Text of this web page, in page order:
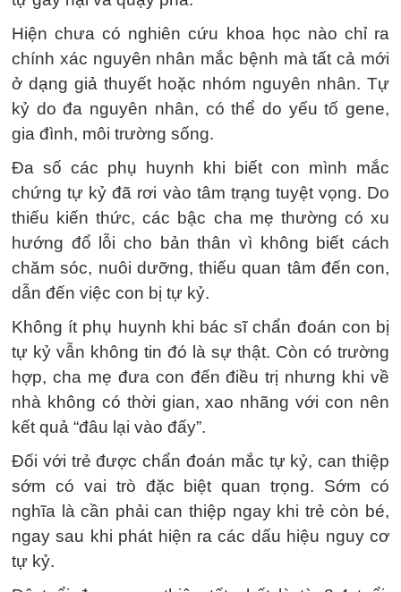
Hiện chưa có nghiên cứu khoa học nào chỉ ra
chính xác nguyên nhân mắc bệnh mà tất cả mới
ở dạng giả thuyết hoặc nhóm nguyên nhân. Tự
kỷ do đa nguyên nhân, có thể do yếu tố gene,
gia đình, môi trường sống.
Đa số các phụ huynh khi biết con mình mắc
chứng tự kỷ đã rơi vào tâm trạng tuyệt vọng. Do
thiếu kiến thức, các bậc cha mẹ thường có xu
hướng đổ lỗi cho bản thân vì không biết cách
chăm sóc, nuôi dưỡng, thiếu quan tâm đến con,
dẫn đến việc con bị tự kỷ.
Không ít phụ huynh khi bác sĩ chẩn đoán con bị
tự kỷ vẫn không tin đó là sự thật. Còn có trường
hợp, cha mẹ đưa con đến điều trị nhưng khi về
nhà không có thời gian, xao nhãng với con nên
kết quả “đâu lại vào đấy”.
Đối với trẻ được chẩn đoán mắc tự kỷ, can thiệp
sớm có vai trò đặc biệt quan trọng. Sớm có
nghĩa là cần phải can thiệp ngay khi trẻ còn bé,
ngay sau khi phát hiện ra các dấu hiệu nguy cơ
tự kỷ.